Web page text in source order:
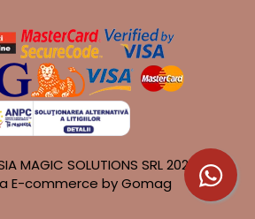
MAGIC SOLUTIONS SRL 2026
E-commerce by Gomag